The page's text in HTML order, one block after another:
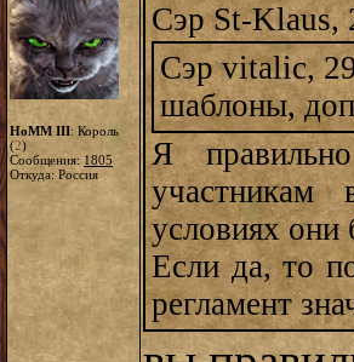
HoMM III: Король
(2)
Сообщения: 1805
Откуда: Россия
Сэр St-Klaus,
Сэр vitalic,
шаблоны,
Я
участникам
условиях они
Если да, то
регламент